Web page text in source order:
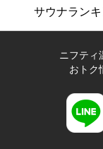
サウナラン
ニフティ
おトク